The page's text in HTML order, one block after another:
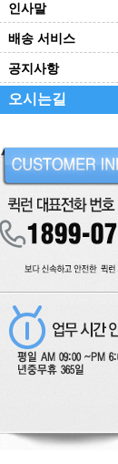
인사말
배송 서비스
공지사항
오시는길